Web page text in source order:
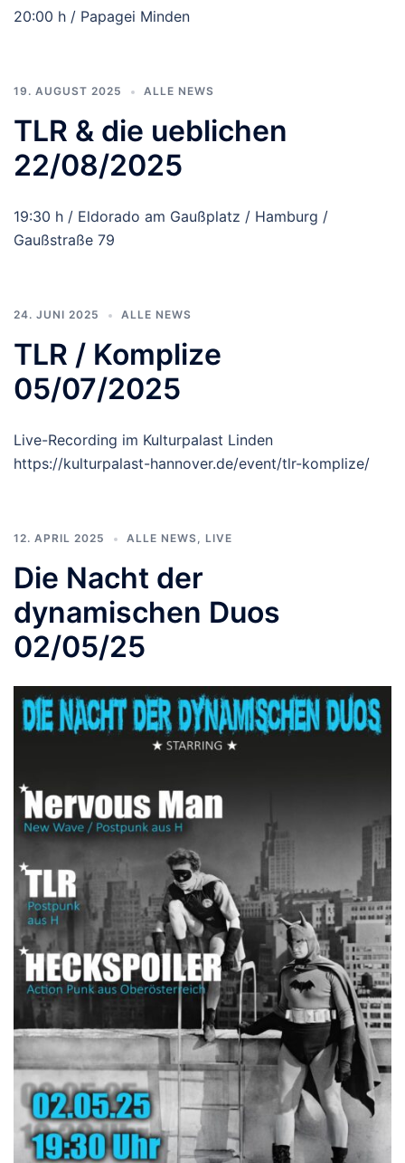
20:00 h / Papagei Minden
19. AUGUST 2025 ALLE NEWS
TLR & die ueblichen
22/08/2025
19:30 h / Eldorado am Gaußplatz / Hamburg /
Gaußstraße 79
24. JUNI 2025 ALLE NEWS
TLR / Komplize
05/07/2025
Live-Recording im Kulturpalast Linden
https://kulturpalast-hannover.de/event/tlr-komplize/
12. APRIL 2025 ALLE NEWS, LIVE
Die Nacht der
dynamischen Duos
02/05/25